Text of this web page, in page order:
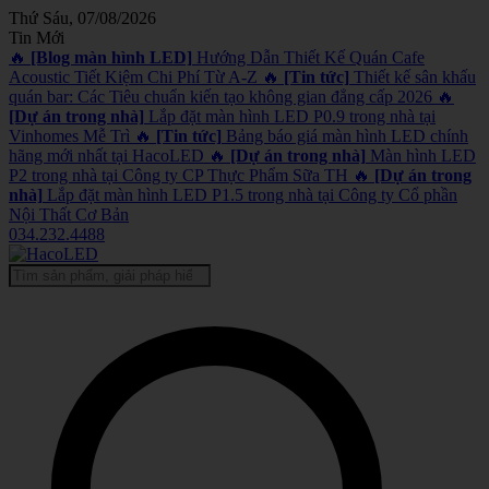
Thứ Sáu, 07/08/2026
Tin Mới
🔥 [Blog màn hình LED] Hướng Dẫn Thiết Kế Quán Cafe
Acoustic Tiết Kiệm Chi Phí Từ A-Z 🔥 [Tin tức] Thiết kế sân khấu
quán bar: Các Tiêu chuẩn kiến tạo không gian đẳng cấp 2026 🔥
[Dự án trong nhà] Lắp đặt màn hình LED P0.9 trong nhà tại
Vinhomes Mễ Trì 🔥 [Tin tức] Bảng báo giá màn hình LED chính
hãng mới nhất tại HacoLED 🔥 [Dự án trong nhà] Màn hình LED
P2 trong nhà tại Công ty CP Thực Phẩm Sữa TH 🔥 [Dự án trong
nhà] Lắp đặt màn hình LED P1.5 trong nhà tại Công ty Cổ phần
Nội Thất Cơ Bản
034.232.4488